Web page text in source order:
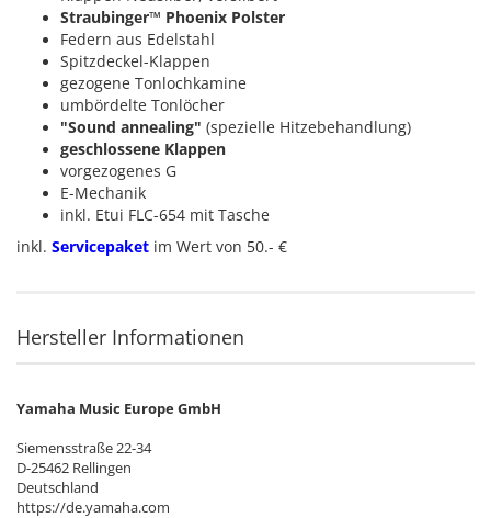
Straubinger™ Phoenix Polster
Federn aus Edelstahl
Spitzdeckel-Klappen
gezogene Tonlochkamine
umbördelte Tonlöcher
"Sound annealing" (spezielle Hitzebehandlung)
geschlossene Klappen
vorgezogenes G
E-Mechanik
inkl. Etui FLC-654 mit Tasche
inkl. Servicepaket im Wert von 50.- €
Hersteller Informationen
Yamaha Music Europe GmbH
Siemensstraße 22-34
D-25462 Rellingen
Deutschland
https://de.yamaha.com